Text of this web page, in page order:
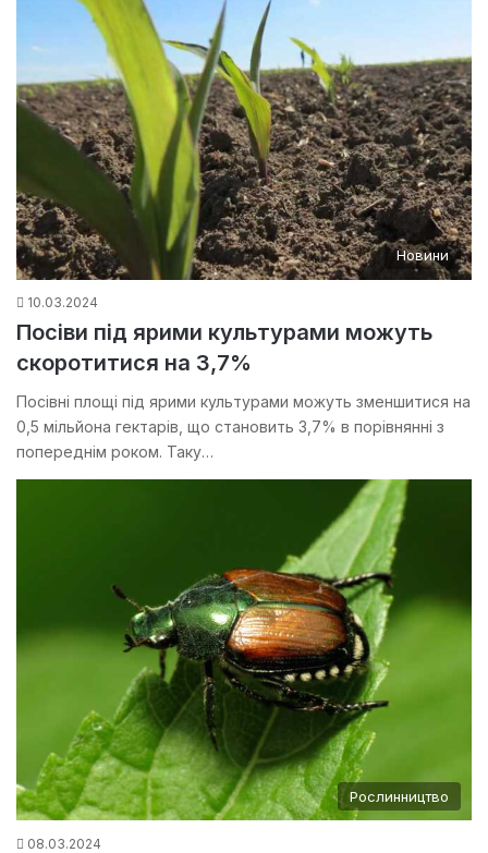
Новини
10.03.2024
Посіви під ярими культурами можуть
скоротитися на 3,7%
Посівні площі під ярими культурами можуть зменшитися на
0,5 мільйона гектарів, що становить 3,7% в порівнянні з
попереднім роком. Таку…
Рослинництво
08.03.2024